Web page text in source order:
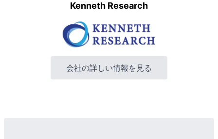
Kenneth Research
会社の詳しい情報を見る